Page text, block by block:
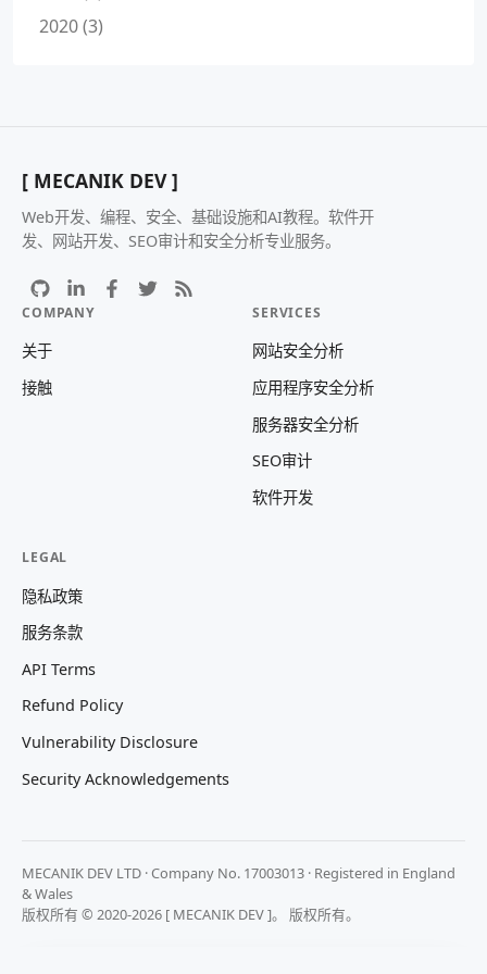
2020 (3)
[ MECANIK DEV ]
Web开发、编程、安全、基础设施和AI教程。软件开
发、网站开发、SEO审计和安全分析专业服务。
COMPANY
关于
接触
SERVICES
网站安全分析
应用程序安全分析
服务器安全分析
SEO审计
软件开发
LEGAL
隐私政策
服务条款
API Terms
Refund Policy
Vulnerability Disclosure
Security Acknowledgements
MECANIK DEV LTD · Company No. 17003013 · Registered in England
& Wales
版权所有 © 2020-2026 [ MECANIK DEV ]。 版权所有。